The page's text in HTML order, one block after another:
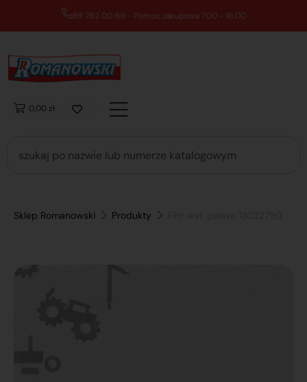
89 762 00 69 - Pomoc zakupowa 7:00 - 16:00
0,00 zł
Sklep Romanowski Produkty